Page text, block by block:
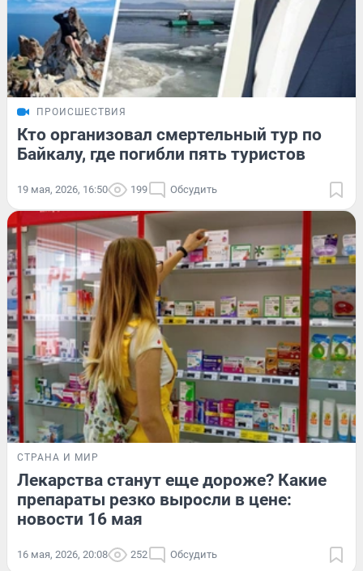
ПРОИСШЕСТВИЯ
Кто организовал смертельный тур по
Байкалу, где погибли пять туристов
19 мая, 2026, 16:50 199 Обсудить
СТРАНА И МИР
Лекарства станут еще дороже? Какие
препараты резко выросли в цене:
новости 16 мая
16 мая, 2026, 20:08 252 Обсудить